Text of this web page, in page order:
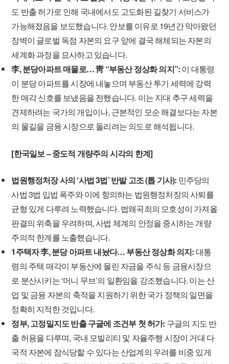
도 반출 허가로 인해 국내에서도 고도화된 길찾기 서비스가
가능해졌음을 보도했습니다. 안보를 이유로 19년간 막아왔던
장벽이 글로벌 독점 자본의 요구 앞에 결국 해체되는 자본의
세계화 과정을 묘사하고 있습니다.
李, 분당아파트 매물로… 靑 “부동산 정상화 의지”:이 대통령
이 분당 아파트를 시장에 내놓으며 부동산 투기 세력에 강력
한 매각 신호를 보냈음을 전했습니다. 이는 지대 추구 세력을
견제하려는 국가의 개입이나, 근본적인 모순 해결보다는 자본
의 물길을 금융 시장으로 돌리려는 의도로 해석됩니다.
[한국일보 – 중도적 개량주의 시각의 한계]
법원행정처장 사의 ‘사법 3법’ 반발 고조 (톱 기사): 민주당의
사법 3법 입법 폭주와 이에 항의하는 법원행정처장의 사퇴를
균형 있게 다루려 노력했습니다. 법왜곡죄의 모호성이 가져올
판결의 위축을 우려하며, 사법 체계의 안정을 중시하는 개량
주의적 한계를 노출했습니다.
1주택자 李, 분당 아파트 내놨다… 부동산 정상화 의지:대통
령의 주택 매각이 부동산에 몰린 자금을 주식 등 금융시장으
로 분산시키는 ‘머니 무브’의 일환임을 강조했습니다. 이는 산
업 및 금융 자본의 축적을 지원하기 위한 국가 정책의 일면을
정확히 지적한 것입니다.
정부, 고정밀지도 반출 구글에 조건부 첫 허가: 구글의 지도 반
출 허용을 다루며, 국내 모빌리티 및 자율주행 시장이 거대 다
국적 자본에 잠식당할 수 있다는 산업계의 우려를 비중 있게